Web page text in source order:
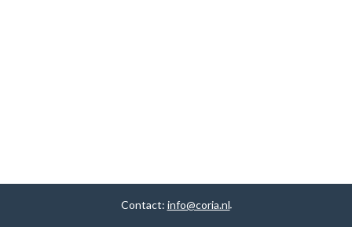
Contact: info@coria.nl.